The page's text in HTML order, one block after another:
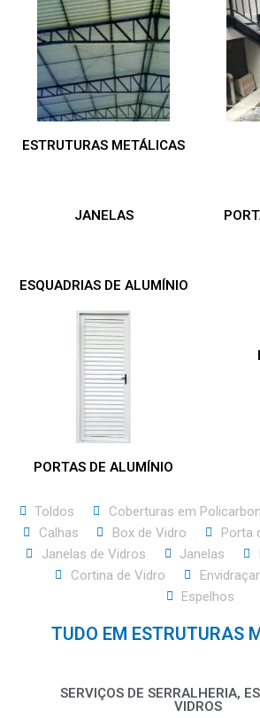
ESTRUTURAS METÁLICAS
JANELAS
ESQUADRIAS DE ALUMÍNIO
PORTAS DE ALUMÍNIO
Toldos Coberturas em
Calhas
Box de Vidro Porta
Janelas de Vidros
Janelas
Cortina de Vidro
Espelhos
TUDO EM ESTRUTURAS
SERVIÇOS DE SERRALHERIA,
VIDROS